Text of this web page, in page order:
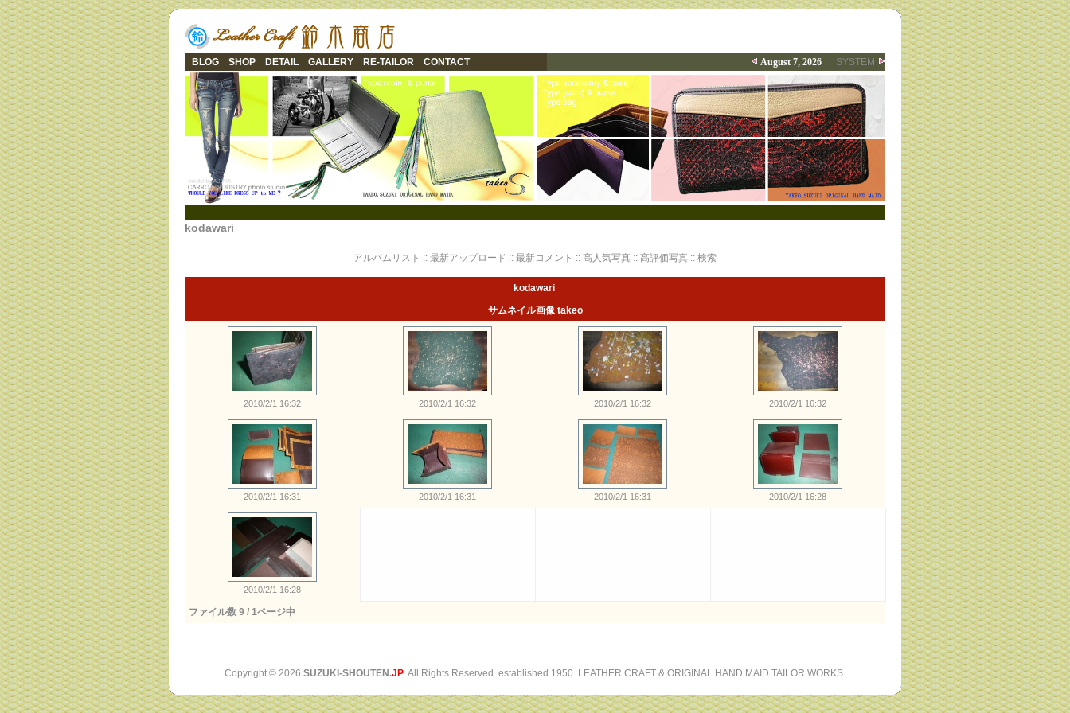
BLOG SHOP DETAIL GALLERY RE-TAILOR CONTACT August 7, 2026 SYSTEM
kodawari
アルバムリスト :: 最新アップロード :: 最新コメント :: 高人気写真 :: 高評価写真 :: 検索
kodawari
サムネイル画像 takeo
2010/2/1 16:32 2010/2/1 16:32 2010/2/1 16:32 2010/2/1 16:32
2010/2/1 16:31 2010/2/1 16:31 2010/2/1 16:31 2010/2/1 16:28
2010/2/1 16:28
ファイル数 9 / 1ページ中
Copyright © 2026 SUZUKI-SHOUTEN.JP. All Rights Reserved. established 1950. LEATHER CRAFT & ORIGINAL HAND MAID TAILOR WORKS.